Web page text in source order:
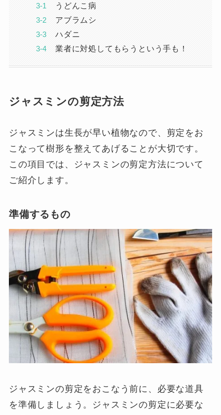
うどんこ病
アブラムシ
ハダニ
業者に対処してもらうという手も！
ジャスミンの剪定方法
ジャスミンは生長が早い植物なので、剪定をお
こなって樹形を整えてあげることが大切です。
この項目では、ジャスミンの剪定方法について
ご紹介します。
準備するもの
ジャスミンの剪定をおこなう前に、必要な道具
を準備しましょう。ジャスミンの剪定に必要な